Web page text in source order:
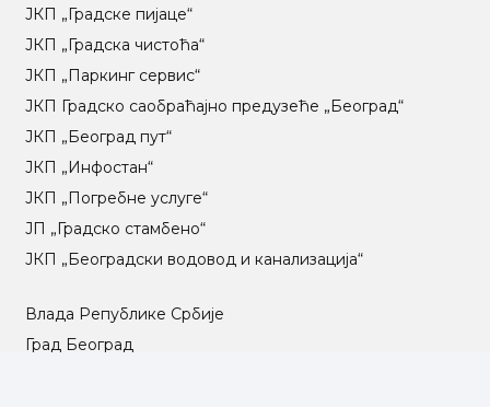
ЈКП „Градске пијаце“
ЈКП „Градска чистоћа“
ЈКП „Паркинг сервис“
ЈКП Градско саобраћајно предузеће „Београд“
ЈКП „Београд пут“
ЈКП „Инфостан“
ЈКП „Погребне услуге“
ЈП „Градско стамбено“
ЈКП „Београдски водовод и канализација“
Влада Републике Србије
Град Београд